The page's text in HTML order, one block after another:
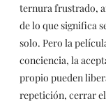
ternura frustrado,
de lo que significa
solo. Pero la
conciencia, la
propio pueden
repetición, cerrar